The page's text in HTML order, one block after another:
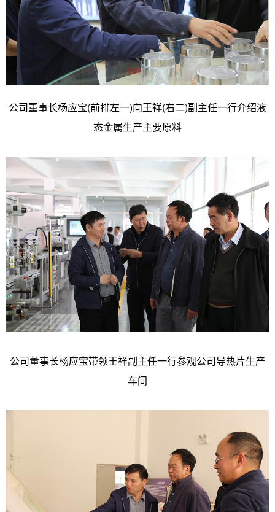
公司董事长杨应宝(前排左一)向王祥(右二)副主任一行介绍液
态金属生产主要原料
公司董事长杨应宝带领王祥副主任一行参观公司导热片生产
车间